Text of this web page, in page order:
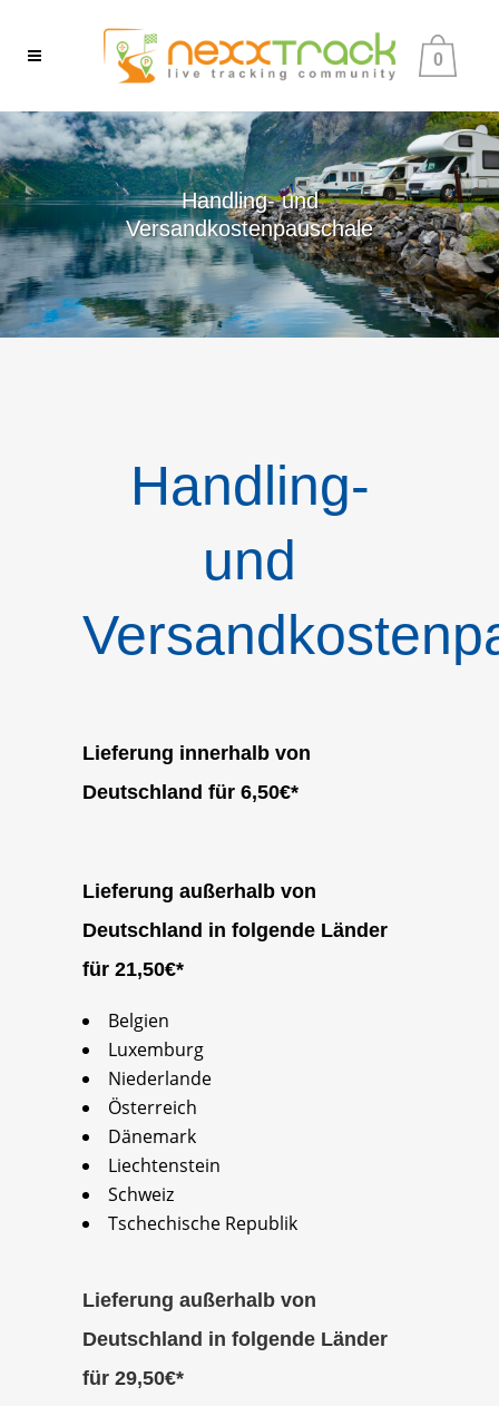
0
Handling- und
Versandkostenpauschale
Handling-
und
Lieferung innerhalb von
Deutschland für 6,50€*
Lieferung außerhalb von
Deutschland in folgende Länder
für 21,50€*
Belgien
Luxemburg
Niederlande
Österreich
Dänemark
Liechtenstein
Schweiz
Tschechische Republik
Lieferung außerhalb von
Deutschland in folgende Länder
für 29,50€*